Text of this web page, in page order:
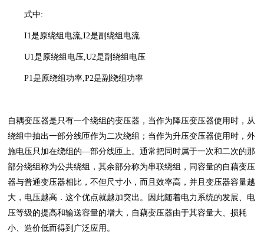
式中:
I1是原绕组电流,I2是副绕组电流
U1是原绕组电压,U2是副绕组电压
P1是原绕组功率,P2是副绕组功率
自耦变压器是只有一个绕组的变压器，当作为降压变压器使用时，从
绕组中抽出一部分线匝作为二次绕组；当作为升压变压器使用时，外
施电压只加在绕组的—部分线匝上。通常把同时属于一次和二次的那
部分绕组称为公共绕组，其余部分称为串联绕组，同容量的自藕变压
器与普通变压器相比，不但尺寸小，而且效率高，并且变压器容量越
大，电压越高．这个优点就越加突出。因此随着电力系统的发展、电
压等级的提高和输送容量的增大，自藕变压器由于其容量大、损耗
小、造价低而得到广泛应用。